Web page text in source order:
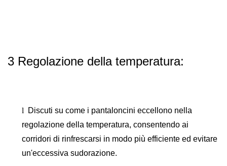
3 Regolazione della temperatura:
l
Discuti su come i pantaloncini eccellono nella
regolazione della temperatura, consentendo ai
corridori di rinfrescarsi in modo più efficiente ed evitare
un'eccessiva sudorazione.